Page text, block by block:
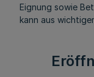
Eignung sowie
kann aus